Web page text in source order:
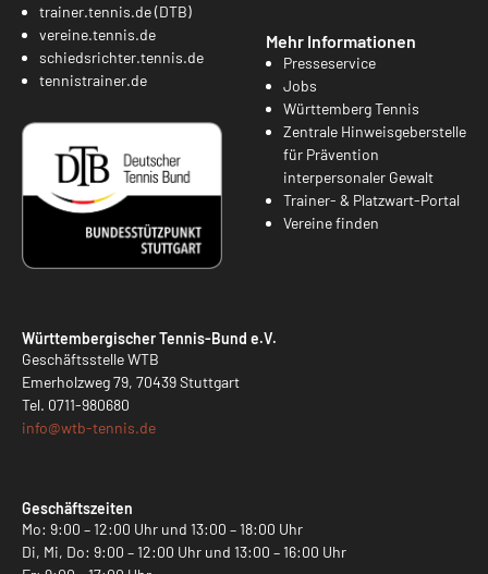
trainer.tennis.de (DTB)
vereine.tennis.de
schiedsrichter.tennis.de
tennistrainer.de
Mehr Informationen
Presseservice
Jobs
Württemberg Tennis
Zentrale Hinweisgeberstelle
für Prävention
interpersonaler Gewalt
Trainer- & Platzwart-Portal
Vereine finden
Württembergischer Tennis-Bund e.V.
Geschäftsstelle WTB
Emerholzweg 79, 70439 Stuttgart
Tel. 0711-980680
info@wtb-tennis.de
Geschäftszeiten
Mo: 9:00 – 12:00 Uhr und 13:00 – 18:00 Uhr
Di, Mi, Do: 9:00 – 12:00 Uhr und 13:00 – 16:00 Uhr